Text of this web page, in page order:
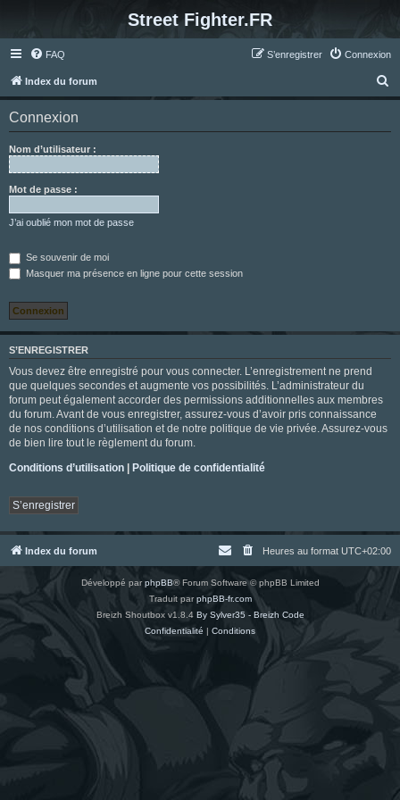
Street Fighter.FR
FAQ Connexion
S’enregistrer
Index du forum
e
Connexion
Nom d’utilisateur :
Mot de passe :
J’ai oublié mon mot de passe
Se souvenir de moi
Masquer ma présence en ligne pour cette session
S’ENREGISTRER
Vous devez être enregistré pour vous connecter. L’enregistrement ne prend
que quelques secondes et augmente vos possibilités. L’administrateur du
forum peut également accorder des permissions additionnelles aux membres
du forum. Avant de vous enregistrer, assurez-vous d’avoir pris connaissance
de nos conditions d’utilisation et de notre politique de vie privée. Assurez-vous
de bien lire tout le règlement du forum.
Conditions d’utilisation | Politique de confidentialité
S’enregistrer
Index du forum Heures au format UTC+02:00
Développé parphpBB® Forum Software © phpBB Limited
Traduit parphpBB-fr.com
Breizh Shoutbox v1.8.4 By Sylver35 - Breizh Code
Confidentialité | Conditions